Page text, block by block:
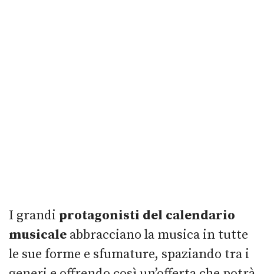
I grandi protagonisti del calendario
musicale abbracciano la musica in tutte
le sue forme e sfumature, spaziando tra i